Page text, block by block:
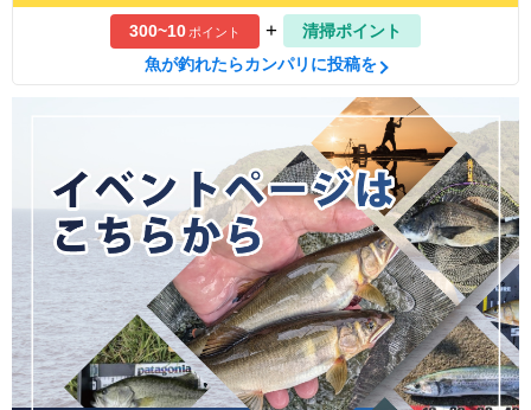
300~10ポイント +
清掃ポイント
魚が釣れたらカンパリに投稿を